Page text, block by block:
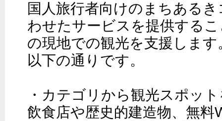
国人旅行者向けのまちある
わせたサービスを提供する
の現地での観光を支援しま
以下の通りです。
・カテゴリから観光スポッ
飲食店や歴史的建造物、無料